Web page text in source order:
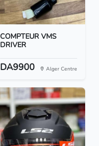
COMPTEUR VMS
DRIVER
DA9900 Alger Centre